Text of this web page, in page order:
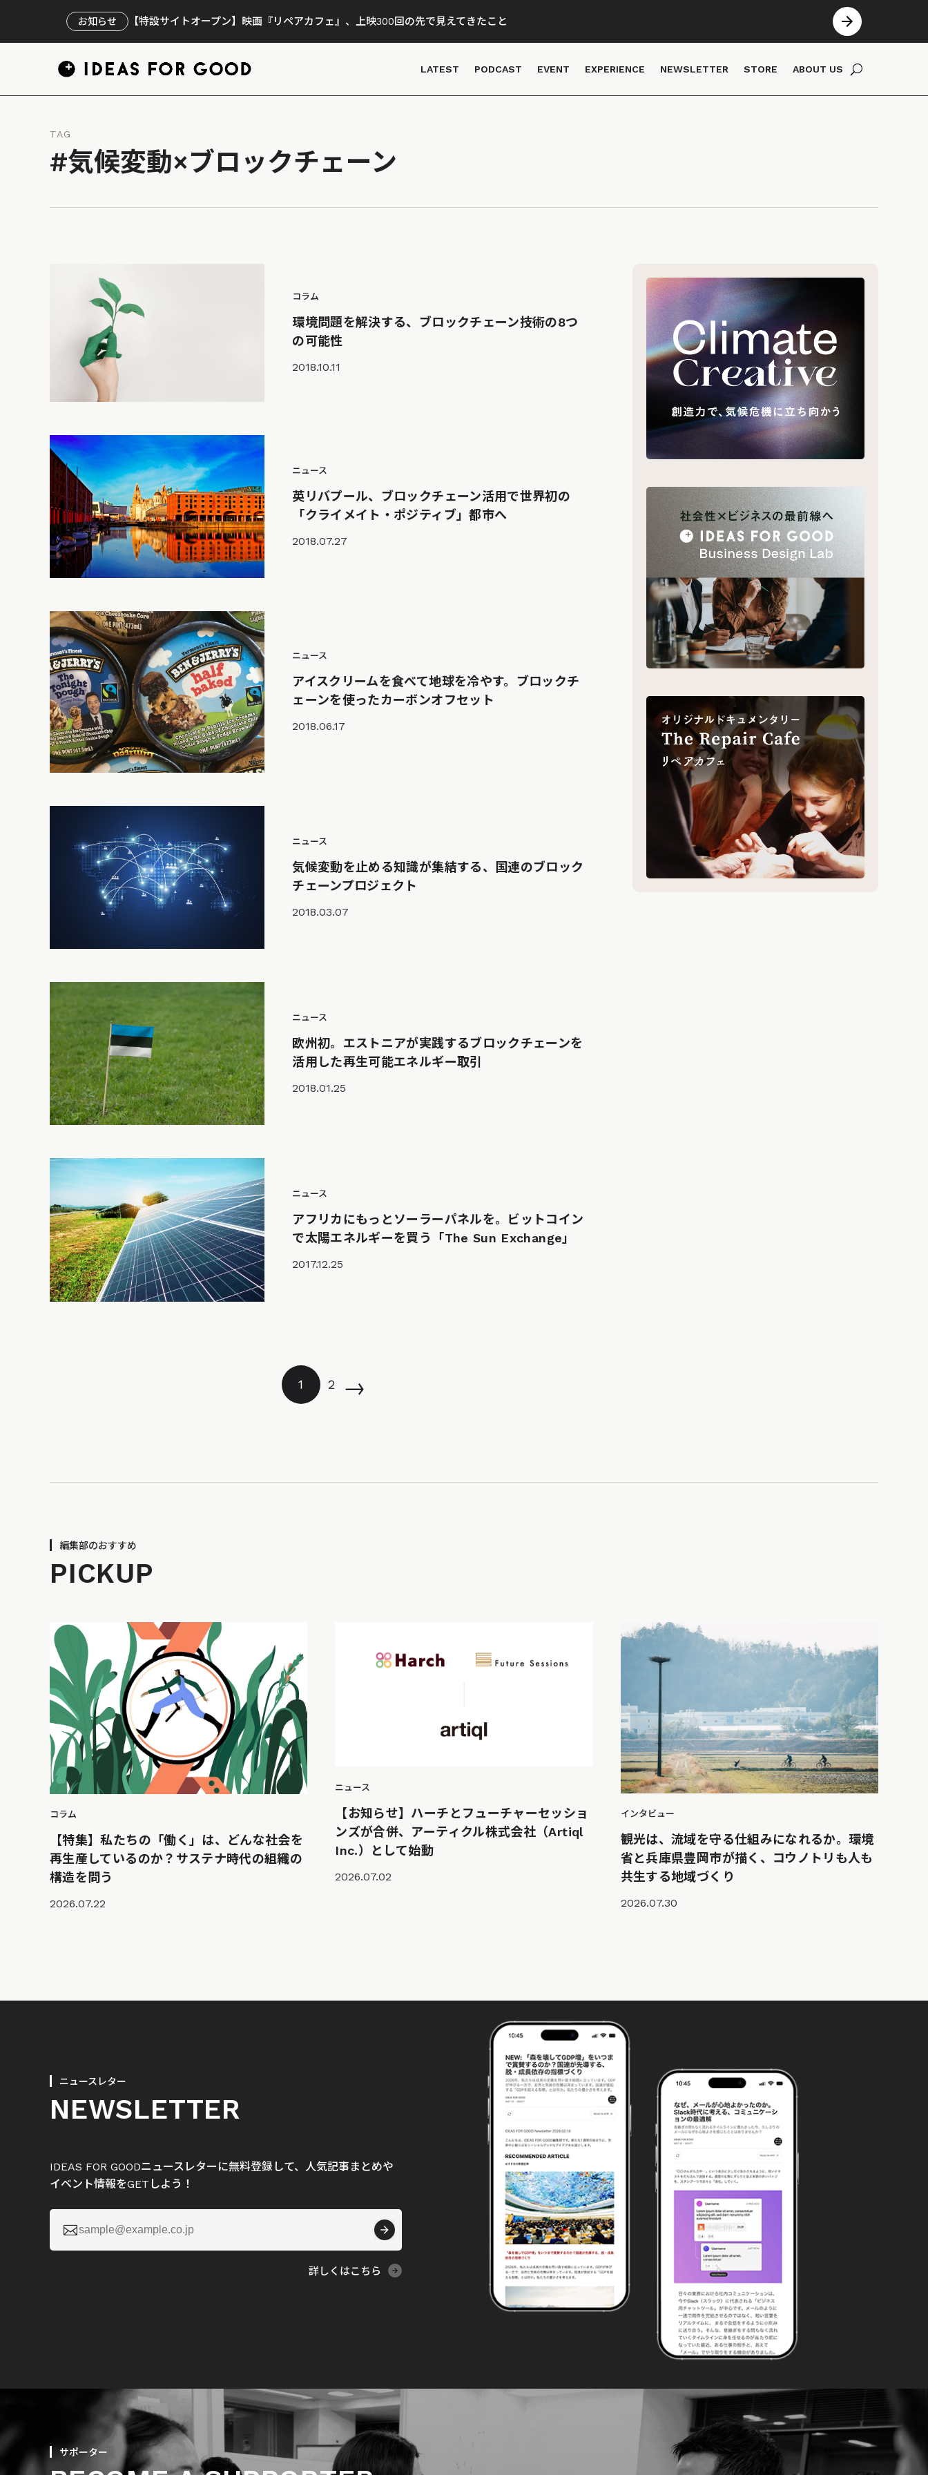
お知らせ 【特設サイトオープン】映画『リペアカフェ』、上映300回の先で見えてきたこと
LATEST PODCAST EVENT EXPERIENCE NEWSLETTER STORE ABOUT US
TAG
#気候変動×ブロックチェーン
コラム
環境問題を解決する、ブロックチェーン技術の8つ
の可能性
2018.10.11
ニュース
英リバプール、ブロックチェーン活用で世界初の
「クライメイト・ポジティブ」都市へ
2018.07.27
ニュース
アイスクリームを食べて地球を冷やす。ブロックチ
ェーンを使ったカーボンオフセット
2018.06.17
ニュース
気候変動を止める知識が集結する、国連のブロック
チェーンプロジェクト
2018.03.07
ニュース
欧州初。エストニアが実践するブロックチェーンを
活用した再生可能エネルギー取引
2018.01.25
ニュース
アフリカにもっとソーラーパネルを。ビットコイン
で太陽エネルギーを買う「The Sun Exchange」
2017.12.25
1 2 →
編集部のおすすめ
PICKUP
コラム
【特集】私たちの「働く」は、どんな社会を
再生産しているのか？サステナ時代の組織の
構造を問う
2026.07.22
ニュース
【お知らせ】ハーチとフューチャーセッショ
ンズが合併、アーティクル株式会社（Artiql
Inc.）として始動
2026.07.02
インタビュー
観光は、流域を守る仕組みになれるか。環境
省と兵庫県豊岡市が描く、コウノトリも人も
共生する地域づくり
2026.07.30
ニュースレター
NEWSLETTER
IDEAS FOR GOODニュースレターに無料登録して、人気記事まとめや
イベント情報をGETしよう！

詳しくはこちら
サポーター